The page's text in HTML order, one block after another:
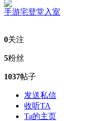
手游宅登堂入室
0关注
5粉丝
1037帖子
发送私信
收听TA
Ta的主页